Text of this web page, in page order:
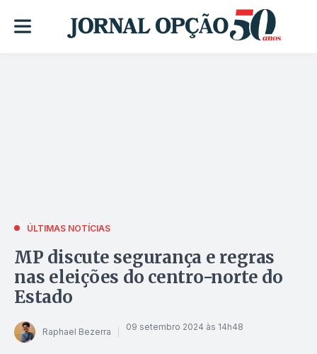
ÚLTIMAS NOTÍCIAS
MP discute segurança e regras
nas eleições do centro-norte do
Estado
Raphael Bezerra 09 setembro 2024 às 14h48